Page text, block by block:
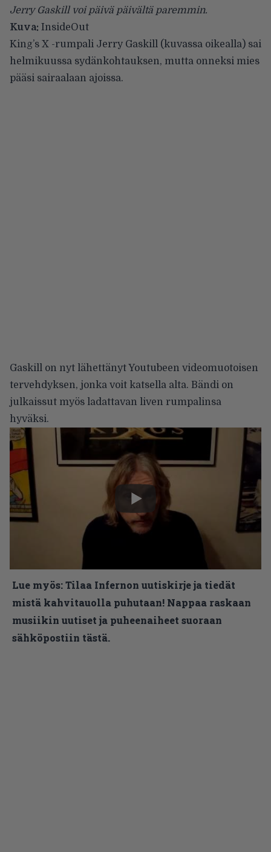
Jerry Gaskill voi päivä päivältä paremmin.
Kuva: InsideOut
King’s X -rumpali Jerry Gaskill (kuvassa oikealla) sai
helmikuussa sydänkohtauksen, mutta onneksi mies
pääsi sairaalaan ajoissa.
Gaskill on nyt lähettänyt Youtubeen videomuotoisen
tervehdyksen, jonka voit katsella alta. Bändi on
julkaissut myös ladattavan liven rumpalinsa
hyväksi.
Lue myös:Tilaa Infernon uutiskirje ja tiedät
mistä kahvitauolla puhutaan! Nappaa raskaan
musiikin uutiset ja puheenaiheet suoraan
sähköpostiin tästä.